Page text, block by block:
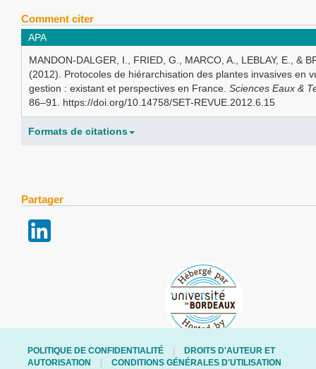
Comment citer
APA
MANDON-DALGER, I., FRIED, G., MARCO, A., LEBLAY, E., &
(2012). Protocoles de hiérarchisation des plantes invasives en
gestion : existant et perspectives en France. Sciences Eaux &
86–91. https://doi.org/10.14758/SET-REVUE.2012.6.15
Formats de citations
Partager
POLITIQUE DE CONFIDENTIALITÉ
DROITS D'AUTEUR ET
AUTORISATION
CONDITIONS GÉNÉRALES D'UTILISATION